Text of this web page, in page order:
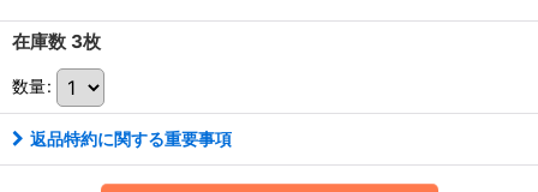
在庫数 3枚
数量:
返品特約に関する重要事項